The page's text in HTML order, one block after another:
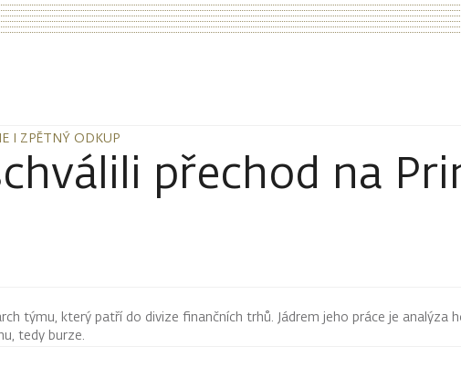
I ZPĚTNÝ ODKUP
I ZPĚTNÝ ODKUP
přechod na
týmu, který patří do divize finančních trhů. Jádrem jeho práce je analýza
tedy burze.